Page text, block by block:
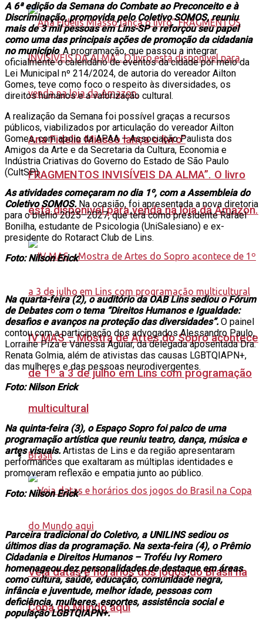
Ana Fidelis Miasso lança o livro”
FRAGMENTOS INVISÍVEIS DA ALMA”. O livro
está disponível para venda na loja da Amazon.
IV MAS – Mostra de Artes do Sopro acontece
de 1º a 3 de julho em Lins com programação
multicultural
Brasil
Veja datas e horários dos jogos do Brasil na
Copa do Mundo aqui
A 6ª edição da Semana do Combate ao Preconceito e à
Discriminação, promovida pelo Coletivo SOMOS, reuniu
mais de 3 mil pessoas em Lins-SP e reforçou seu papel
como uma das principais ações de promoção da cidadania
no município. A programação, que passou a integrar
oficialmente o calendário de eventos da cidade por meio da
Lei Municipal nº 214/2024, de autoria do vereador Ailton
Gomes, teve como foco o respeito às diversidades, os
direitos humanos e a valorização cultural.
A realização da Semana foi possível graças a recursos
públicos, viabilizados por articulação do vereador Ailton
Gomes, com apoio da APAA – Associação Paulista dos
Amigos da Arte e da Secretaria da Cultura, Economia e
Indústria Criativas do Governo do Estado de São Paulo
(CultSP).
As atividades começaram no dia 1º, com a Assembleia do
Coletivo SOMOS.Na ocasião, foi apresentada a nova diretoria
para o biênio 2025–2027, que terá como presidente Rafael
Bonilha, estudante de Psicologia (UniSalesiano) e ex-
presidente do Rotaract Club de Lins.
Foto: Nilson Erick
Na quarta-feira (2), o auditório da OAB Lins sediou o Fórum
de Debates com o tema “Direitos Humanos e Igualdade:
desafios e avanços na proteção das diversidades”.O painel
contou com a participação dos advogados Alessandro Paulo,
Lorraine Piza e Vanessa Aguiar, da delegada aposentada Dra.
Renata Golmia, além de ativistas das causas LGBTQIAPN+,
das mulheres e das pessoas neurodivergentes.
Foto: Nilson Erick
Na quinta-feira (3), o Espaço Sopro foi palco de uma
programação artística que reuniu teatro, dança, música e
artes visuais. Artistas de Lins e da região apresentaram
performances que exaltaram as múltiplas identidades e
promoveram reflexão e empatia junto ao público.
Foto: Nilson Erick
Parceira tradicional do Coletivo, a UNILINS sediou os
últimos dias da programação. Na sexta-feira (4), o Prêmio
Cidadania e Direitos Humanos – Troféu Ivy Romero
homenageou dez personalidades de destaque em áreas
como cultura, saúde, educação, comunidade negra,
infância e juventude, melhor idade, pessoas com
deficiência, mulheres, esportes, assistência social e
população LGBTQIAPN+.